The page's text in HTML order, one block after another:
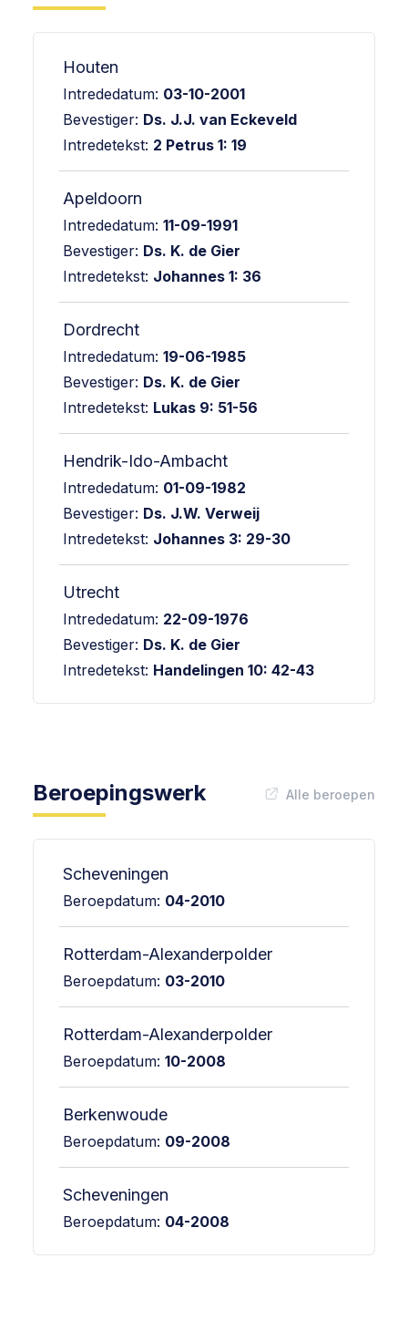
Houten
Intrededatum: 03-10-2001
Bevestiger: Ds. J.J. van Eckeveld
Intredetekst: 2 Petrus 1: 19
Apeldoorn
Intrededatum: 11-09-1991
Bevestiger: Ds. K. de Gier
Intredetekst: Johannes 1: 36
Dordrecht
Intrededatum: 19-06-1985
Bevestiger: Ds. K. de Gier
Intredetekst: Lukas 9: 51-56
Hendrik-Ido-Ambacht
Intrededatum: 01-09-1982
Bevestiger: Ds. J.W. Verweij
Intredetekst: Johannes 3: 29-30
Utrecht
Intrededatum: 22-09-1976
Bevestiger: Ds. K. de Gier
Intredetekst: Handelingen 10: 42-43
Beroepingswerk Alle beroepen
Scheveningen
Beroepdatum: 04-2010
Rotterdam-Alexanderpolder
Beroepdatum: 03-2010
Rotterdam-Alexanderpolder
Beroepdatum: 10-2008
Berkenwoude
Beroepdatum: 09-2008
Scheveningen
Beroepdatum: 04-2008